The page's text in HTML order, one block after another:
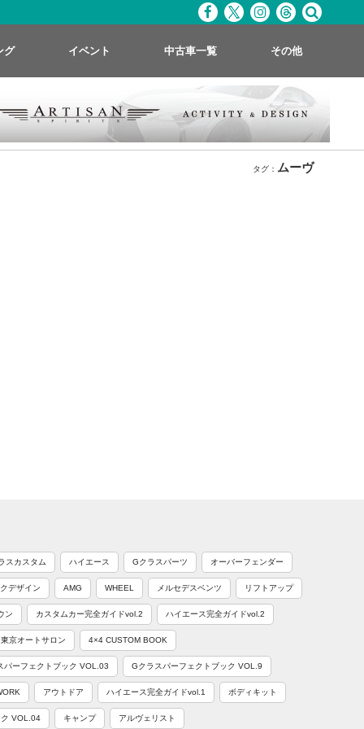
グ イベント 中古車一覧 その他
タグ： ムーヴ
スカスタム ハイエース Gクラスパーツ オーバーフェンダー
デザイン AMG WHEEL メルセデスベンツ リフトアップ
ン カスタムカー完全ガイドvol.2 ハイエース完全ガイドvol.2
東京オートサロン 4×4 CUSTOM BOOK
パーフェクトブック VOL.03 Gクラスパーフェクトブック VOL.9
アウトドア ハイエース完全ガイドvol.1 ボディキット
ク VOL.04 キャンプ アルヴェリスト